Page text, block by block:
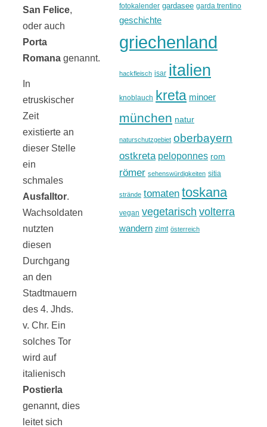
San Felice,
oder auch
Porta
Romana genannt.
In
etruskischer
Zeit
existierte an
dieser Stelle
ein
schmales
Ausfalltor.
Wachsoldaten
nutzten
diesen
Durchgang
an den
Stadtmauern
des 4. Jhds.
v. Chr. Ein
solches Tor
wird auf
italienisch
Postierla
genannt, dies
leitet sich
fotokalender gardasee garda trentino
geschichte
griechenland
hackfleisch isar italien
knoblauch kreta minoer
münchen natur
naturschutzgebiet oberbayern
ostkreta peloponnes rom
römer sehenswürdigkeiten sitia
strände tomaten toskana
vegan vegetarisch volterra
wandern zimt österreich